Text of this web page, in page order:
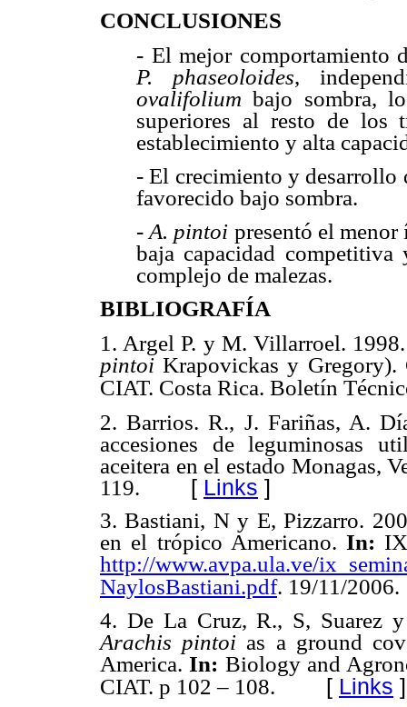
CONCLUSIONES
- El mejor comportamiento
P. phaseoloides,
ovalifolium bajo sombra,
superiores al resto de los
establecimiento y alta
- El crecimiento y desarrollo
favorecido bajo sombra.
-A. pintoi presentó el
baja capacidad
complejo de malezas.
BIBLIOGRAFÍA
1. Argel P. y M. Villarroel.
pintoiKrapovickas y
CIAT. Costa Rica. Boletín
2. Barrios. R., J. Fariñas, A.
accesiones de leguminosas
aceitera en el estado Monagas,
119. [ Links ]
3. Bastiani, N y E, Pizzarro.
en el trópico Americano.In:
http://www.avpa.ula.ve/
NaylosBastiani.pdf. 19/11/2006.
4. De La Cruz, R., S, Suarez
Arachis pintoi as a ground
America.In: Biology and
CIAT. p 102 – 108. [ Links ]